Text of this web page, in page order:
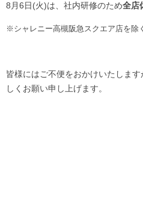
8月6日(火)は、社内研修のため全店
※シャレニー高槻阪急スクエア店を除
皆様にはご不便をおかけいたしま
しくお願い申し上げます。